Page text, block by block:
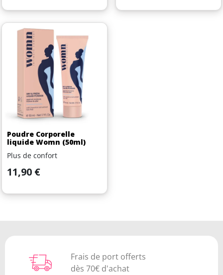
Poudre Corporelle
liquide Womn (50ml)
Plus de confort
Prix
11,90 €
Frais de port offerts
dès 70€ d'achat